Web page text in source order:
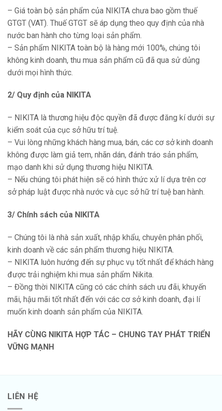
– Giá toàn bộ sản phẩm của NIKITA chưa bao gồm thuế
GTGT (VAT). Thuế GTGT sẽ áp dụng theo quy định của nhà
nước ban hành cho từng loại sản phẩm.
– Sản phẩm NIKITA toàn bộ là hàng mới 100%, chúng tôi
không kinh doanh, thu mua sản phẩm cũ đã qua sử dủng
dưới mọi hình thức.
2/ Quy định của NIKITA
– NIKITA là thương hiệu độc quyền đã được đăng kí dưới sự
kiểm soát của cục sở hữu trí tuệ.
– Vui lòng những khách hàng mua, bán, các cơ sở kinh doanh
không được làm giả tem, nhãn dán, đánh tráo sản phẩm,
mạo danh khi sử dụng thương hiệu NIKITA.
– Nếu chúng tôi phát hiện sẽ có hình thức xử lí dựa trên cơ
sở pháp luật được nhà nước và cục sở hữ trí tuệ ban hành.
3/ Chính sách của NIKITA
– Chúng tôi là nhà sản xuất, nhập khẩu, chuyên phân phối,
kinh doanh về các sản phẩm thương hiệu NIKITA.
– NIKITA luôn hướng đến sự phục vụ tốt nhất để khách hàng
được trải nghiệm khi mua sản phẩm Nikita.
– Đồng thời NIKITA cũng có các chính sách ưu đãi, khuyến
mãi, hậu mãi tốt nhất đến với các cơ sở kinh doanh, đại lí
muốn kinh doanh sản phẩm của NIKITA.
HÃY CÙNG NIKITA HỢP TÁC – CHUNG TAY PHÁT TRIỂN
VỮNG MẠNH
LIÊN HỆ